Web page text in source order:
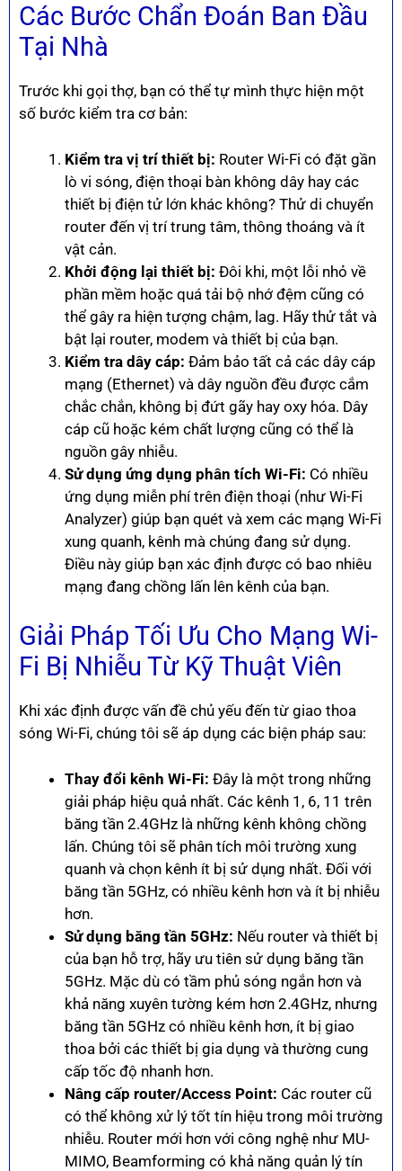
Các Bước Chẩn Đoán Ban Đầu
Tại Nhà
Trước khi gọi thợ, bạn có thể tự mình thực hiện một
số bước kiểm tra cơ bản:
Kiểm tra vị trí thiết bị: Router Wi-Fi có đặt gần
lò vi sóng, điện thoại bàn không dây hay các
thiết bị điện tử lớn khác không? Thử di chuyển
router đến vị trí trung tâm, thông thoáng và ít
vật cản.
Khởi động lại thiết bị: Đôi khi, một lỗi nhỏ về
phần mềm hoặc quá tải bộ nhớ đệm cũng có
thể gây ra hiện tượng chậm, lag. Hãy thử tắt và
bật lại router, modem và thiết bị của bạn.
Kiểm tra dây cáp: Đảm bảo tất cả các dây cáp
mạng (Ethernet) và dây nguồn đều được cắm
chắc chắn, không bị đứt gãy hay oxy hóa. Dây
cáp cũ hoặc kém chất lượng cũng có thể là
nguồn gây nhiễu.
Sử dụng ứng dụng phân tích Wi-Fi: Có nhiều
ứng dụng miễn phí trên điện thoại (như Wi-Fi
Analyzer) giúp bạn quét và xem các mạng Wi-Fi
xung quanh, kênh mà chúng đang sử dụng.
Điều này giúp bạn xác định được có bao nhiêu
mạng đang chồng lấn lên kênh của bạn.
Giải Pháp Tối Ưu Cho Mạng Wi-
Fi Bị Nhiễu Từ Kỹ Thuật Viên
Khi xác định được vấn đề chủ yếu đến từ giao thoa
sóng Wi-Fi, chúng tôi sẽ áp dụng các biện pháp sau:
Thay đổi kênh Wi-Fi: Đây là một trong những
giải pháp hiệu quả nhất. Các kênh 1, 6, 11 trên
băng tần 2.4GHz là những kênh không chồng
lấn. Chúng tôi sẽ phân tích môi trường xung
quanh và chọn kênh ít bị sử dụng nhất. Đối với
băng tần 5GHz, có nhiều kênh hơn và ít bị nhiễu
hơn.
Sử dụng băng tần 5GHz: Nếu router và thiết bị
của bạn hỗ trợ, hãy ưu tiên sử dụng băng tần
5GHz. Mặc dù có tầm phủ sóng ngắn hơn và
khả năng xuyên tường kém hơn 2.4GHz, nhưng
băng tần 5GHz có nhiều kênh hơn, ít bị giao
thoa bởi các thiết bị gia dụng và thường cung
cấp tốc độ nhanh hơn.
Nâng cấp router/Access Point: Các router cũ
có thể không xử lý tốt tín hiệu trong môi trường
nhiễu. Router mới hơn với công nghệ như MU-
MIMO, Beamforming có khả năng quản lý tín